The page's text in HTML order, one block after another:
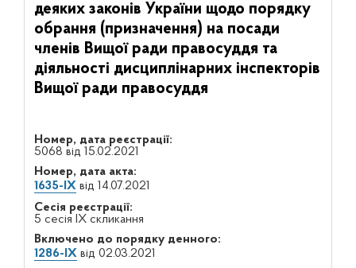
деяких законів України щодо порядку
обрання (призначення) на посади
членів Вищої ради правосуддя та
діяльності дисциплінарних інспекторів
Вищої ради правосуддя
Номер, дата реєстрації:
5068 від 15.02.2021
Номер, дата акта:
1635-IXвід 14.07.2021
Сесія реєстрації:
5 сесія IX скликання
Включено до порядку денного:
1286-IXвід 02.03.2021